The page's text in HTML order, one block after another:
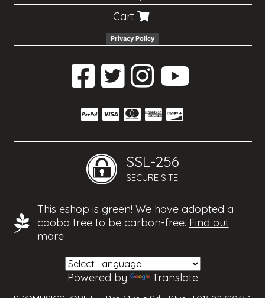
Cart
Privacy Policy
SSL-256
SECURE SITE
This eshop is green! We have adopted a
caoba tree to be carbon-free. Find out
more
Powered by Translate